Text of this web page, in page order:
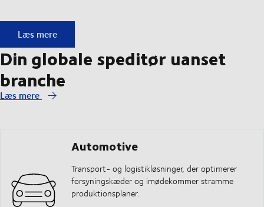
Hør vores podcast Katalysator
Læs mere
Din globale speditør uanset
branche
Læs mere
Automotive
Transport- og logistikløsninger, der optimerer
forsyningskæder og imødekommer stramme
produktionsplaner.